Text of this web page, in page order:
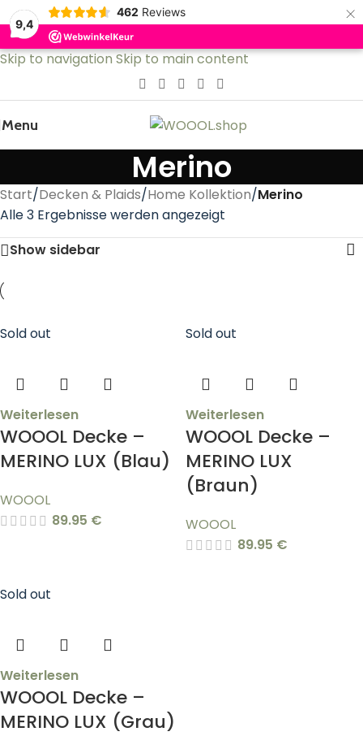
9,4
462 Reviews ×
Skip to navigationSkip to main content
Menu
Merino
Start/Decken & Plaids/Home Kollektion/Merino
Alle 3 Ergebnisse werden angezeigt
Show sidebar
Sold out
Weiterlesen
WOOOL Decke –
MERINO LUX (Blau)
WOOOL
89.95 €
Sold out
Weiterlesen
WOOOL Decke –
MERINO LUX
(Braun)
WOOOL
89.95 €
Sold out
Weiterlesen
WOOOL Decke –
MERINO LUX (Grau)